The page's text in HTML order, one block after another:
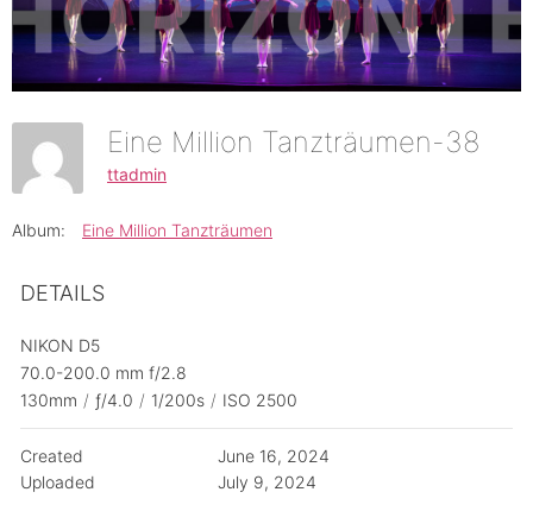
Eine Million Tanzträumen-38
ttadmin
Album: Eine Million Tanzträumen
DETAILS
NIKON D5
70.0-200.0 mm f/2.8
130mm / ƒ/4.0 / 1/200s / ISO 2500
Created
June 16, 2024
Uploaded
July 9, 2024